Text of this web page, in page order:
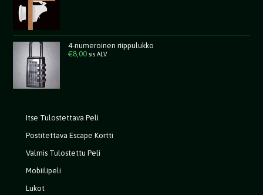
4-numeroinen riippulukko
€8,00 sis ALV
Itse Tulostettava Peli
Postitettava Escape Kortti
Valmis Tulostettu Peli
Mobiilipeli
Lukot